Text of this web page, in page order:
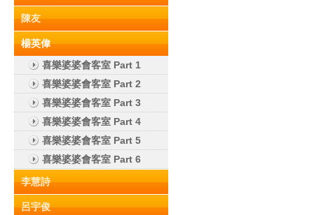
陳友
楊英偉
喜樂婆婆會客室 Part 1
喜樂婆婆會客室 Part 2
喜樂婆婆會客室 Part 3
喜樂婆婆會客室 Part 4
喜樂婆婆會客室 Part 5
喜樂婆婆會客室 Part 6
李慧詩
呂宇俊